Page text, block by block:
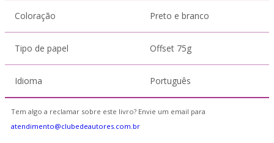
Coloração Preto e branco
Tipo de papel Offset 75g
Idioma Português
Tem algo a reclamar sobre este livro? Envie um email para
atendimento@clubedeautores.com.br